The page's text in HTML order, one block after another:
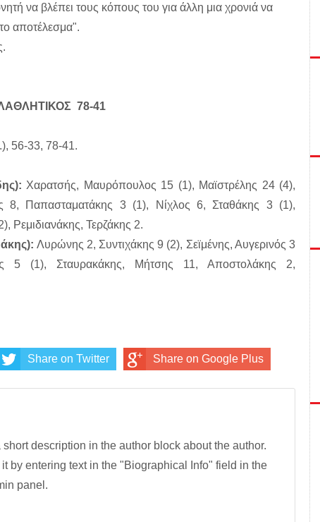
να βλέπει τους κόπους του για άλλη μια χρονιά να
αποτέλεσμα".
78-41
56-33, 78-41.
Χαρατσής, Μαυρόπουλος 15 (1), Μαϊστρέλης 24 (4),
8, Παπασταματάκης 3 (1), Νίχλος 6, Σταθάκης 3 (1),
Τερζάκης 2.
Λυρώνης 2, Συντιχάκης 9 (2), Σεϊμένης, Αυγερινός 3
5 (1), Σταυρακάκης, Μήτσης 11, Αποστολάκης 2,
Share on Twitter Share on Google Plus
short description in the author block about the author.
by entering text in the "Biographical Info" field in the
panel.